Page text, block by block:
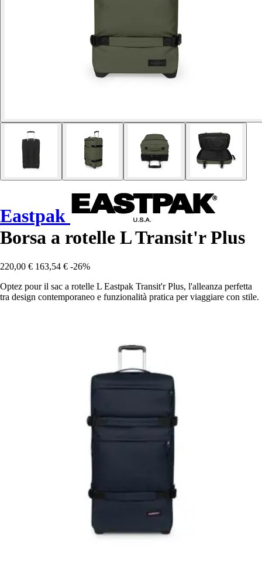
Eastpak
Borsa a rotelle L Transit'r Plus
220,00 € 163,54 € -26%
Optez pour il sac a rotelle L Eastpak Transit'r Plus, l'alleanza perfetta
tra design contemporaneo e funzionalità pratica per viaggiare con stile.